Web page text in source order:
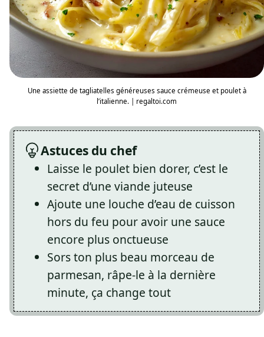
Une assiette de tagliatelles généreuses sauce crémeuse et poulet à
l’italienne. | regaltoi.com
Astuces du chef
Laisse le poulet bien dorer, c’est le
secret d’une viande juteuse
Ajoute une louche d’eau de cuisson
hors du feu pour avoir une sauce
encore plus onctueuse
Sors ton plus beau morceau de
parmesan, râpe-le à la dernière
minute, ça change tout